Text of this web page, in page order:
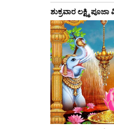
ಶುಕ್ರವಾರ ಲಕ್ಷ್ಮಿ